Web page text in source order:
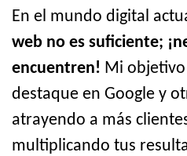
En el mundo digital
web no es suficiente;
encuentren! Mi
destaque en Google y
atrayendo a más
multiplicando tus